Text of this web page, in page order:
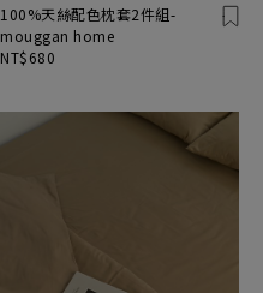
100%天絲配色枕套2件組-
mouggan home
NT$680